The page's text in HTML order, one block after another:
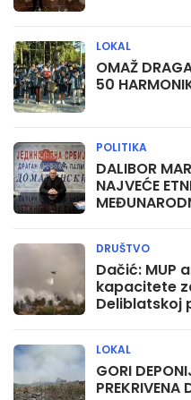
OMAŽ
50
LOKAL
DALIBOR
NAJVEĆE
POLITIKA
Dačić: MUP
kapacitete
Deliblatskoj
DRUŠTVO
GORI
LOKAL